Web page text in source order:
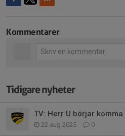
Kommentarer
Tidigare nyheter
TV: Herr U börjar komma
22 aug 2025 0